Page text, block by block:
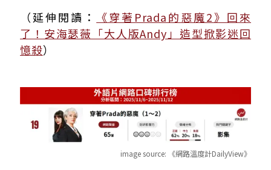
（延伸閱讀：
《穿著Prada的惡魔2》回來
了！安海瑟薇「大人版Andy」造型掀影迷回
憶殺）
image source: 《網路溫度計DailyView》